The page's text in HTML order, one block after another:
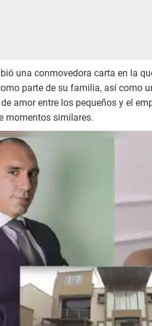
una conmovedora carta en la
parte de su familia, así como
amor entre los pequeños y el
momentos similares.